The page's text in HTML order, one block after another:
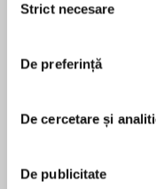
consimțământului
Strict necesare
De preferință
De cercetare și
De publicitate
When Mrs
library, there’s
friend Jane Marple.
But she hasn’t
În acest
Agatha